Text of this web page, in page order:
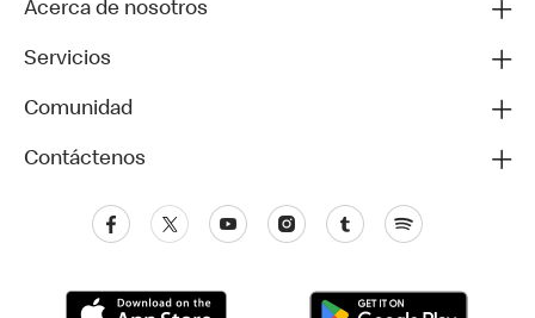
Acerca de nosotros
Servicios
Comunidad
Contáctenos